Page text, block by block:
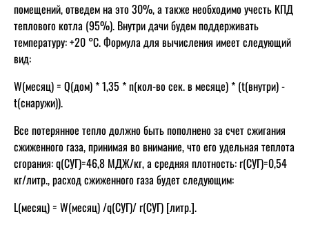
помещений, отведем на это 30%, а также необходимо учесть КПД
теплового котла (95%). Внутри дачи будем поддерживать
температуру: +20 °C. Формула для вычисления имеет следующий
вид:
W(месяц) = Q(дом) * 1,35 * n(кол-во сек. в месяце) * (t(внутри) -
t(снаружи)).
Все потерянное тепло должно быть пополнено за счет сжигания
сжиженного газа, принимая во внимание, что его удельная теплота
сгорания: q(СУГ)=46,8 МДЖ/кг, а средняя плотность: r(СУГ)=0,54
кг/литр., расход сжиженного газа будет следующим:
L(месяц) = W(месяц) /q(СУГ)/ r(СУГ) [литр.].